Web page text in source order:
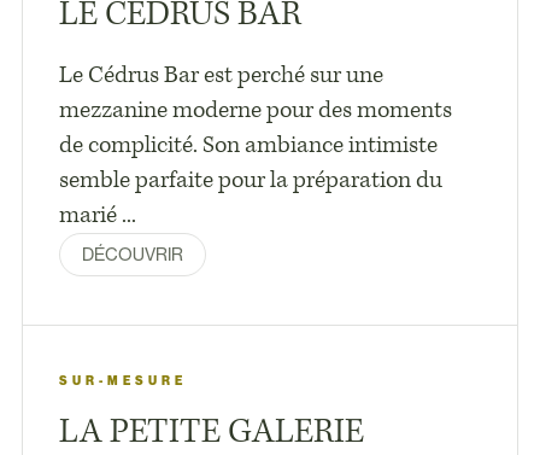
LE CEDRUS BAR
Le Cédrus Bar est perché sur une
mezzanine moderne pour des moments
de complicité. Son ambiance intimiste
semble parfaite pour la préparation du
marié ...
DÉCOUVRIR
SUR-MESURE
LA PETITE GALERIE